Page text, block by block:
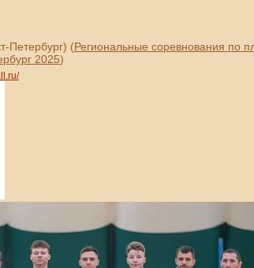
Петербург) (Региональные соревнования по
2025)